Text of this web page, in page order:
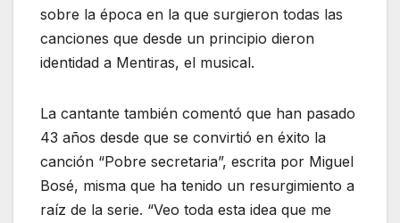
sobre la época en la que surgieron todas las
canciones que desde un principio dieron
identidad a Mentiras, el musical.
La cantante también comentó que han pasado
43 años desde que se convirtió en éxito la
canción “Pobre secretaria”, escrita por Miguel
Bosé, misma que ha tenido un resurgimiento a
raíz de la serie. “Veo toda esta idea que me